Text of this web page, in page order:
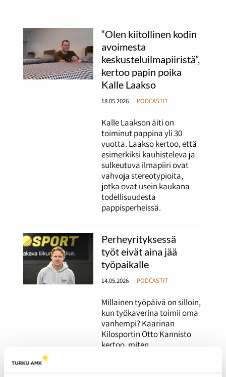
“Olen kiitollinen kodin
avoimesta
keskusteluilmapiiristä”,
kertoo papin poika
Kalle Laakso
18.05.2026 PODCASTIT
Kalle Laakson äiti on
toiminut pappina yli 30
vuotta. Laakso kertoo, että
esimerkiksi kauhisteleva ja
sulkeutuva ilmapiiri ovat
vahvoja stereotypioita,
jotka ovat usein kaukana
todellisuudesta
pappisperheissä.
Perheyrityksessä
työt eivät aina jää
työpaikalle
14.05.2026 PODCASTIT
Millainen työpäivä on silloin,
kun työkaverina toimii oma
vanhempi? Kaarinan
Kilosportin Otto Kannisto
kertoo, miten